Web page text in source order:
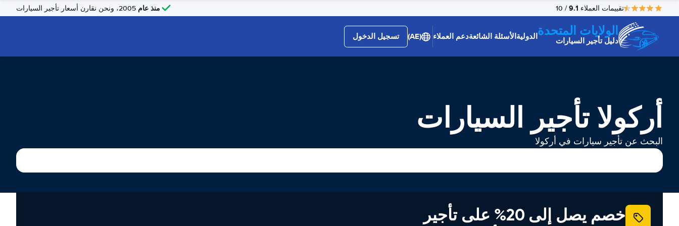
تقييمات العملاء 9.1
/ 10 منذ عام
الولايات المتحدة
دليل تأجير السيارات الدوليةالأسئلة الشائعةدعم العملاء (AE) تسجيل الدخول
أركولا تأجير السيارات
البحث عن تأجير سيارات في أركولا
خصم يصل إلى 20% على تأجير